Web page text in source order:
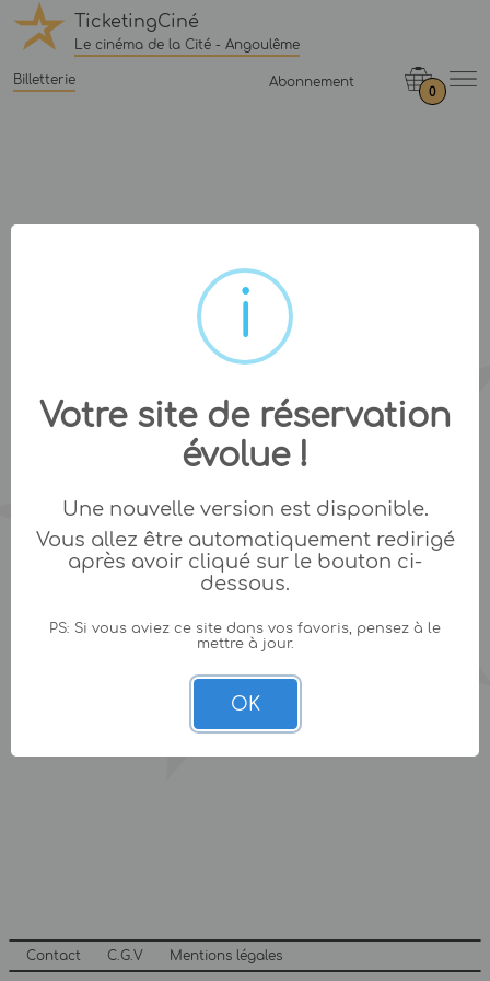
TicketingCiné
Le cinéma de la Cité - Angoulême
Billetterie Abonnement
0
Contact C.G.V Mentions légales
Votre site de réservation
évolue !
Une nouvelle version est disponible.
Vous allez être automatiquement redirigé
après avoir cliqué sur le bouton ci-
dessous.
PS: Si vous aviez ce site dans vos favoris, pensez à le
mettre à jour.
OK